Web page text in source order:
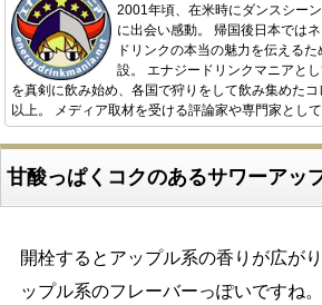
2001年頃、在米時にダンスシー
に出会い感動。 帰国後日本では
ドリンクの本当の魅力を伝える
設。 エナジードリンクマニアと
を真剣に飲み始め、各国で狩りをして飲み集めた
以上。 メディア取材を受ける評論家や専門家として
甘酸っぱくコクのあるサワーアッ
開栓するとアップル系の香りが広が
ップル系のフレーバーっぽいですね。